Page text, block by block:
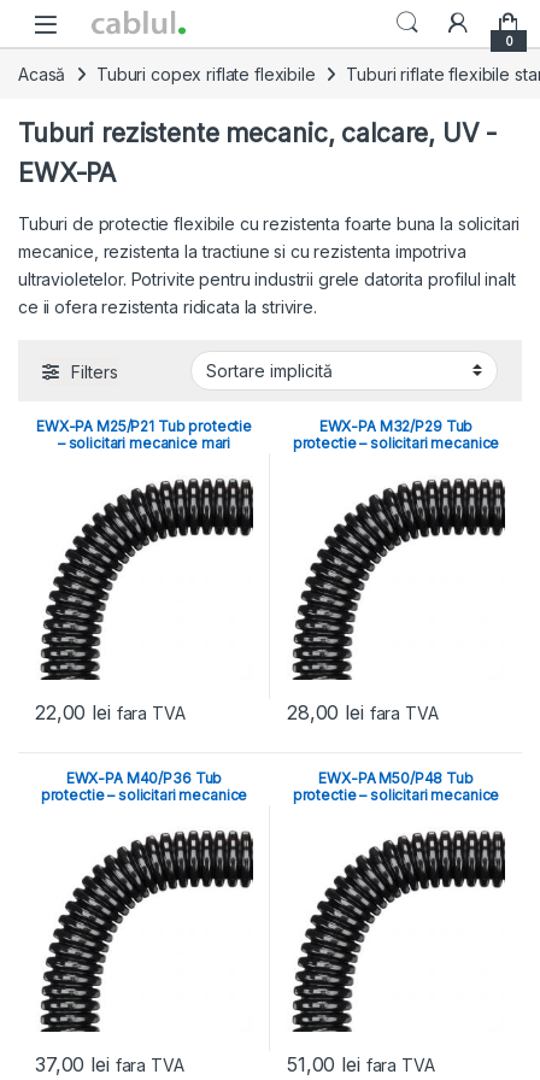
Skip to navigation
Skip to content
0
Acasă Tuburi copex riflate flexibile Tuburi riflate flexibile
Tuburi rezistente mecanic, calcare, UV -
EWX-PA
Tuburi de protectie flexibile cu rezistenta foarte buna la solicitari
mecanice, rezistenta la tractiune si cu rezistenta impotriva
ultravioletelor. Potrivite pentru industrii grele datorita profilul inalt
ce ii ofera rezistenta ridicata la strivire.
Filters
EWX-PA M25/P21 Tub protectie
– solicitari mecanice mari
22,00 lei fara TVA
EWX-PA M32/P29 Tub
protectie – solicitari mecanice
28,00 lei fara TVA
EWX-PA M40/P36 Tub
protectie – solicitari mecanice
37,00 lei fara TVA
EWX-PA M50/P48 Tub
protectie – solicitari mecanice
51,00 lei fara TVA